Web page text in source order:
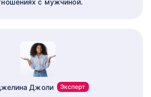
с мужчиной.
Джоли Эксперт